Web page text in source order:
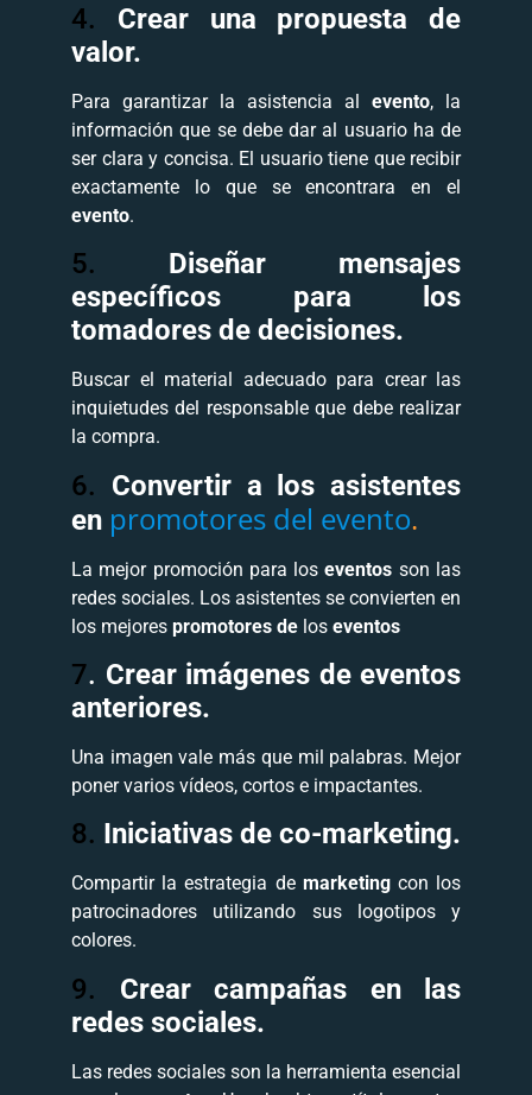
4.
Crear una propuesta de
valor.
Para garantizar la asistencia al evento, la
información que se debe dar al usuario ha de
ser clara y concisa. El usuario tiene que recibir
exactamente lo que se encontrara en el
evento.
5.
Diseñar mensajes
específicos para los
tomadores de decisiones.
Buscar el material adecuado para crear las
inquietudes del responsable que debe realizar
la compra.
6. Convertir a los asistentes
en promotores del evento.
La mejor promoción para loseventos son las
redes sociales. Los asistentes se convierten en
los mejores promotores de los eventos
7. Crear imágenes de eventos
anteriores.
Una imagen vale más que mil palabras. Mejor
poner varios vídeos, cortos e impactantes.
8. Iniciativas de co-marketing.
Compartir la estrategia de marketingcon los
patrocinadores utilizando sus logotipos y
colores.
9.
Crear campañas en las
redes sociales.
Las redes sociales son la herramienta esencial